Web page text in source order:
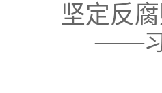
坚定反
——